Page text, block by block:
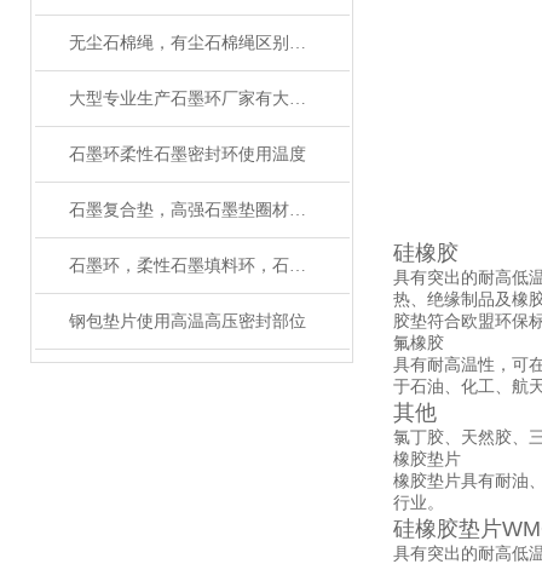
无尘石棉绳，有尘石棉绳区别，使用方法
大型专业生产石墨环厂家有大量磨具
石墨环柔性石墨密封环使用温度
石墨复合垫，高强石墨垫圈材质与性能
石墨环，柔性石墨填料环，石墨自密封垫应用
钢包垫片使用高温高压密封部位
硅橡胶
具有突出的耐高低
热、绝缘制品及橡
胶垫符合欧盟环保
氟橡胶
具有耐高温性，可
于石油、化工、航
其他
氯丁胶、天然胶、
橡胶垫片
橡胶垫片具有耐油
行业。
硅橡胶垫片
具有突出的耐高低